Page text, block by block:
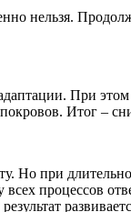
нельзя.
При
Итог –
Но при
всех процессов